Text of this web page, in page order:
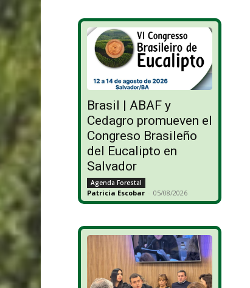
Brasil | ABAF y
Cedagro promueven el
Congreso Brasileño
del Eucalipto en
Salvador
Agenda Forestal
Patricia Escobar - 05/08/2026